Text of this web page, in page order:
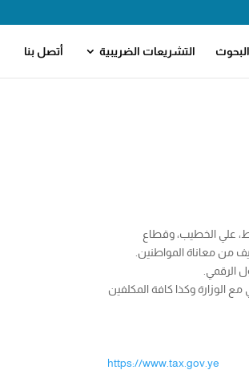
التشريعات الضريبية أتصل بنا
علي الخطيب، وقطاع
من معاناة المواطنين.
الرقمي.
الوزارة وكذا كافة المكلفين
https://www.tax.gov.ye